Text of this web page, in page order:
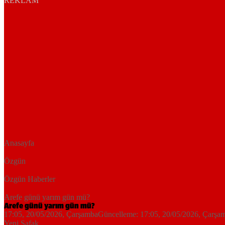
Anasayfa
Özgün
Özgün Haberler
Arefe günü yarım gün mü?
Arefe günü yarım gün mü?
17:05, 20/05/2026, ÇarşambaGüncelleme: 17:05, 20/05/2026,